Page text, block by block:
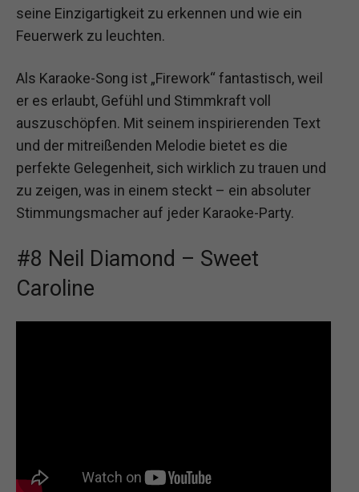
seine Einzigartigkeit zu erkennen und wie ein
Feuerwerk zu leuchten.
Als Karaoke-Song ist „Firework“ fantastisch, weil
er es erlaubt, Gefühl und Stimmkraft voll
auszuschöpfen. Mit seinem inspirierenden Text
und der mitreißenden Melodie bietet es die
perfekte Gelegenheit, sich wirklich zu trauen und
zu zeigen, was in einem steckt – ein absoluter
Stimmungsmacher auf jeder Karaoke-Party.
#8 Neil Diamond – Sweet
Caroline